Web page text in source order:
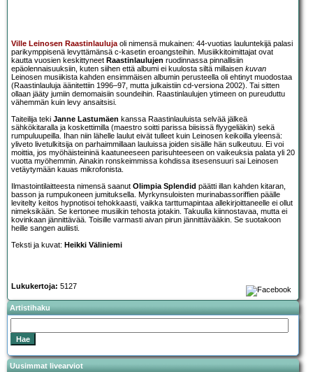
Ville Leinosen Raastinlaulujaoli nimensä mukainen: 44-vuotias lauluntekijä palasi
parikymppisenä levyttämänsä c-kasetin eroangsteihin. Musiikkitoimittajat ovat
kautta vuosien keskittyneet Raastinlaulujen ruodinnassa pinnallisiin
epäolennaisuuksiin, kuten siihen että albumi ei kuulosta siltä millaisen kuvan
Leinosen musiikista kahden ensimmäisen albumin perusteella oli ehtinyt muodostaa
(Raastinlauluja äänitettiin 1996–97, mutta julkaistiin cd-versiona 2002). Tai sitten
ollaan jääty jumiin demomaisiin soundeihin. Raastinlaulujen ytimeen on pureuduttu
vähemmän kuin levy ansaitsisi.
Taiteilija teki Janne Lastumäen kanssa Raastinlauluista selvää jälkeä
sähkökitaralla ja koskettimilla (maestro soitti parissa biisissä flyygeliäkin) sekä
rumpuluupeilla. Ihan niin lähelle laulut eivät tulleet kuin Leinosen keikoilla yleensä:
yliveto livetulkitsija on parhaimmillaan lauluissa joiden sisälle hän sulkeutuu. Ei voi
moittia, jos myöhäisteininä kaatuneeseen parisuhteeseen on vaikeuksia palata yli 20
vuotta myöhemmin. Ainakin ronskeimmissa kohdissa itsesensuuri sai Leinosen
vetäytymään kauas mikrofonista.
Ilmastointilaitteesta nimensä saanut Olimpia Splendid päätti illan kahden kitaran,
basson ja rumpukoneen jumituksella. Myrkynsuloisten murinabassoriffien päälle
levitelty keitos hypnotisoi tehokkaasti, vaikka tarttumapintaa allekirjoittaneelle ei ollut
nimeksikään. Se kertonee musiikin tehosta jotakin. Takuulla kiinnostavaa, mutta ei
kovinkaan jännittävää. Toisille varmasti aivan pirun jännittävääkin. Se suotakoon
heille sangen auliisti.
Teksti ja kuvat: Heikki Väliniemi
Lukukertoja: 5127
Artistihaku
Uusimmat livearviot